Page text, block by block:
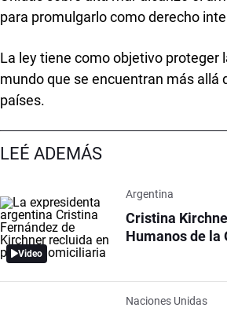
para promulgarlo como derecho
La ley tiene como objetivo proteger
mundo que se encuentran más allá
países.
LEÉ ADEMÁS
Video
Argentina
Cristina
Humanos de la
Naciones Unidas